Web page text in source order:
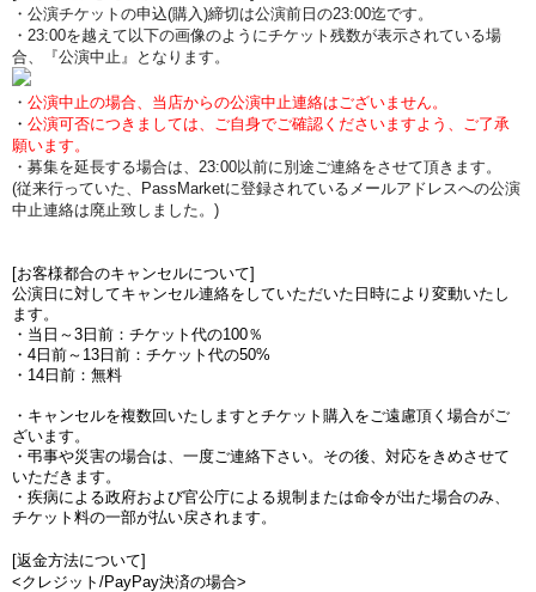
・公演チケットの申込(購入)締切は公演前日の23:00迄です。
・23:00を越えて以下の画像のようにチケット残数が表示されている場
合、『公演中止』となります。
・ 公演中止の場合、当店からの公演中止連絡はございません。
・ 公演可否につきましては、ご自身でご確認くださいますよう、ご了承
願います。
・募集を延長する場合は、23:00以前に別途ご連絡をさせて頂きます。
(従来行っていた、PassMarketに登録されているメールアドレスへの公演
中止連絡は廃止致しました。)
[お客様都合のキャンセルについて]
公演日に対してキャンセル連絡をしていただいた日時により変動いたし
ます。
・当日～3日前：チケット代の100％
・4日前～13日前：チケット代の50%
・14日前：無料
・キャンセルを複数回いたしますとチケット購入をご遠慮頂く場合がご
ざいます。
・弔事や災害の場合は、一度ご連絡下さい。その後、対応をきめさせて
いただきます。
・疾病による政府および官公庁による規制または命令が出た場合のみ、
チケット料の一部が払い戻されます。
[返金方法について]
<クレジット/PayPay決済の場合>